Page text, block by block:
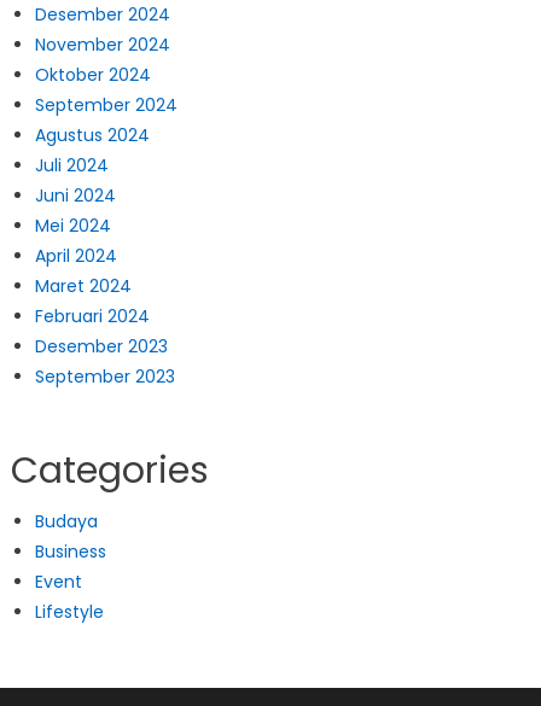
Desember 2024
November 2024
Oktober 2024
September 2024
Agustus 2024
Juli 2024
Juni 2024
Mei 2024
April 2024
Maret 2024
Februari 2024
Desember 2023
September 2023
Categories
Budaya
Business
Event
Lifestyle